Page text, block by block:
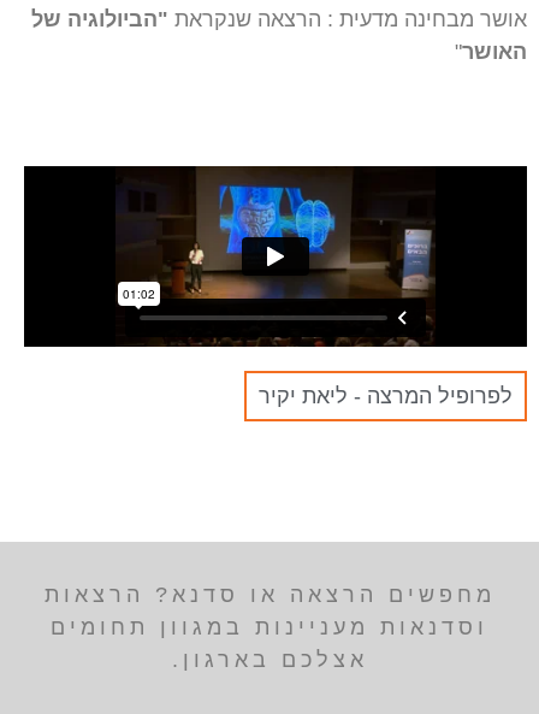
אושר מבחינה מדעית : הרצאה שנקראת "הביולוגיה של
האושר"
לפרופיל המרצה - ליאת יקיר
מחפשים הרצאה או סדנא? הרצאות
וסדנאות מעניינות במגוון תחומים
אצלכם בארגון.